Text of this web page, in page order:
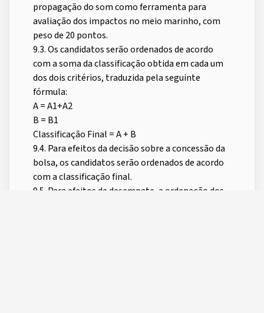
propagação do som como ferramenta para
avaliação dos impactos no meio marinho, com
peso de 20 pontos.
9.3. Os candidatos serão ordenados de acordo
com a soma da classificação obtida em cada um
dos dois critérios, traduzida pela seguinte
fórmula:
A = A1+A2
B = B1
Classificação Final = A + B
9.4. Para efeitos da decisão sobre a concessão da
bolsa, os candidatos serão ordenados de acordo
com a classificação final.
9.5. Para efeitos de desempate, a ordenação dos